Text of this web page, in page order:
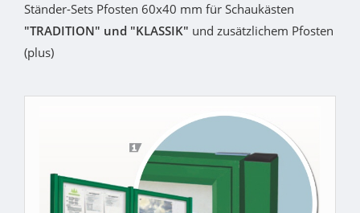
Ständer-Sets Pfosten 60x40 mm für Schaukästen
"TRADITION" und "KLASSIK" und zusätzlichem Pfosten
(plus)